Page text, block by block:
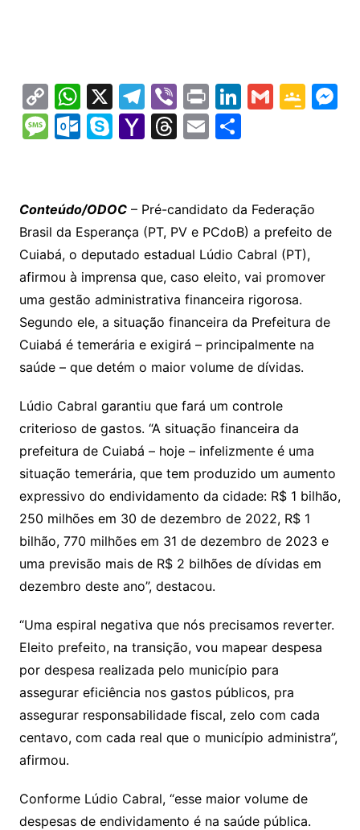
C
o
p
Li
n
k
W
h
at
A
p
p
X T
el
e
a
m
Vi
b
er
Pr
in
t
Li
n
k
dI
n
G G
e
Cl
a
s
o
o
M
M
s
a
g
e
O
o
k.
c
o
m
S
p
e
Y
o
o
M
ai
l
T
a
d
s
E
l
S
e
Conteúdo/ODOC– Pré-candidato da Federação
Brasil da Esperança (PT, PV e PCdoB) a prefeito de
Cuiabá, o deputado estadual Lúdio Cabral (PT),
afirmou à imprensa que, caso eleito, vai promover
uma gestão administrativa financeira rigorosa.
Segundo ele, a situação financeira da Prefeitura de
Cuiabá é temerária e exigirá – principalmente na
saúde – que detém o maior volume de dívidas.
Lúdio Cabral garantiu que fará um controle
criterioso de gastos. “A situação financeira da
prefeitura de Cuiabá – hoje – infelizmente é uma
situação temerária, que tem produzido um aumento
expressivo do endividamento da cidade: R$ 1 bilhão,
250 milhões em 30 de dezembro de 2022, R$ 1
bilhão, 770 milhões em 31 de dezembro de 2023 e
uma previsão mais de R$ 2 bilhões de dívidas em
dezembro deste ano”, destacou.
“Uma espiral negativa que nós precisamos reverter.
Eleito prefeito, na transição, vou mapear despesa
por despesa realizada pelo município para
assegurar eficiência nos gastos públicos, pra
assegurar responsabilidade fiscal, zelo com cada
centavo, com cada real que o município administra”,
afirmou.
Conforme Lúdio Cabral, “esse maior volume de
despesas de endividamento é na saúde pública.